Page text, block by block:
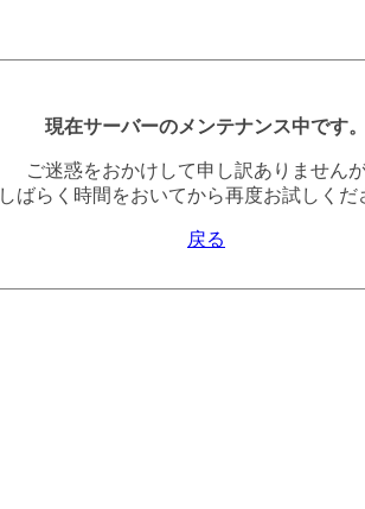
現在サーバーのメンテナンス中です。
ご迷惑をおかけして申し訳ありませんが
しばらく時間をおいてから再度お試しくだ
戻る